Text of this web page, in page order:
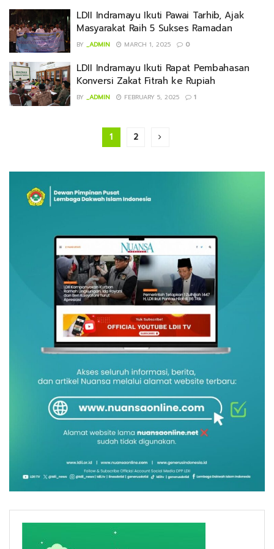
LDII Indramayu Ikuti Pawai Tarhib, Ajak
Masyarakat Raih 5 Sukses Ramadan
BY _ADMIN MARCH 1, 2025 0
LDII Indramayu Ikuti Rapat Pembahasan
Konversi Zakat Fitrah ke Rupiah
BY _ADMIN FEBRUARY 5, 2025 1
1 2